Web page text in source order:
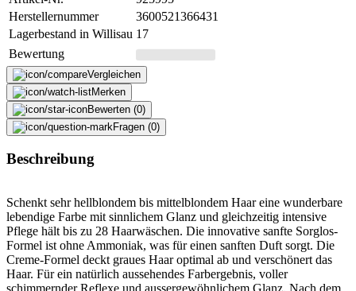
Herstellernummer
3600521366431
Lagerbestand in Willisau 17
Bewertung
Vergleichen
Merken
Bewerten (0)
Fragen (0)
Beschreibung
Schenkt sehr hellblondem bis mittelblondem Haar eine wunderbare
lebendige Farbe mit sinnlichem Glanz und gleichzeitig intensive
Pflege hält bis zu 28 Haarwäschen. Die innovative sanfte Sorglos-
Formel ist ohne Ammoniak, was für einen sanften Duft sorgt. Die
Creme-Formel deckt graues Haar optimal ab und verschönert das
Haar. Für ein natürlich aussehendes Farbergebnis, voller